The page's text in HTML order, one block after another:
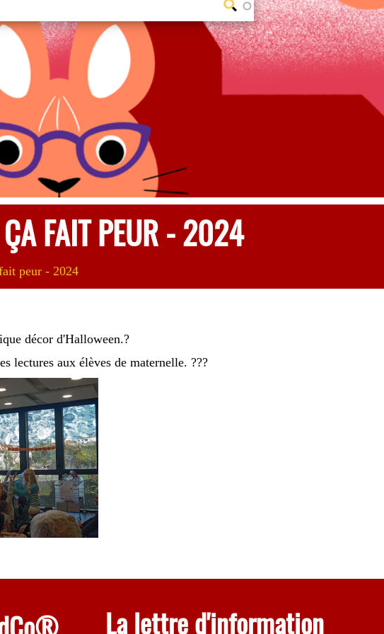
ÇA FAIT PEUR - 2024
peur - 2024
décor d'Halloween.?
lectures aux élèves de maternelle. ?‍?‍?
La lettre d'information